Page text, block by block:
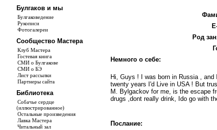
Булгаков и мы
Булгаковедение
Рукописи
Фотогалереи
Сообщество Мастера
Клуб Мастера
Гостевая книга
СМИ о Булгакове
СМИ о БЭ
Лист рассылки
Партнеры сайта
Библиотека
Собачье сердце
(иллюстрированное)
Остальные произведения
Лавка Мастера
Читальный зал
Род
Немного о себе:
Hi, Guys ! I was born in Russia ,
twenty years I'd Live in USA ! But
M. Bylgackov for me, is the escape
drugs ,dont really drink, Ido go with
Послание: